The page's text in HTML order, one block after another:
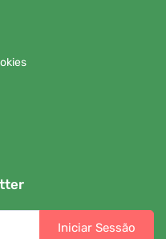
Iniciar Sessão